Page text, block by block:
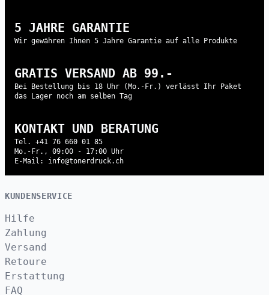
5 JAHRE GARANTIE
Wir gewähren Ihnen 5 Jahre Garantie auf alle Produkte
GRATIS VERSAND AB 99.-
Bei Bestellung bis 18 Uhr (Mo.-Fr.) verlässt Ihr Paket
das Lager noch am selben Tag
KONTAKT UND BERATUNG
Tel. +41 76 660 01 85
Mo.-Fr., 09:00 - 17:00 Uhr
E-Mail: info@tonerdruck.ch
KUNDENSERVICE
Hilfe
Zahlung
Versand
Retoure
Erstattung
FAQ